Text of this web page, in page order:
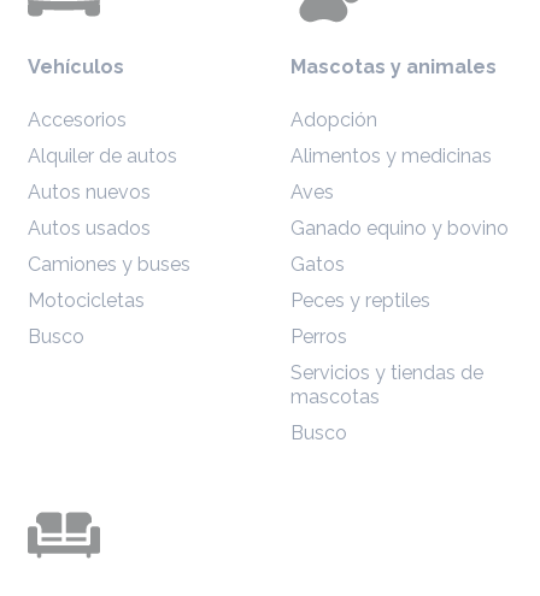
Vehículos
Accesorios
Alquiler de autos
Autos nuevos
Autos usados
Camiones y buses
Motocicletas
Busco
Mascotas y animales
Adopción
Alimentos y medicinas
Aves
Ganado equino y bovino
Gatos
Peces y reptiles
Perros
Servicios y tiendas de
mascotas
Busco